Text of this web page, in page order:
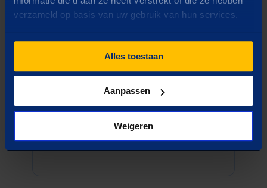
verzameld op basis van uw gebruik van hun services.
Alles toestaan
Aanpassen
Weigeren